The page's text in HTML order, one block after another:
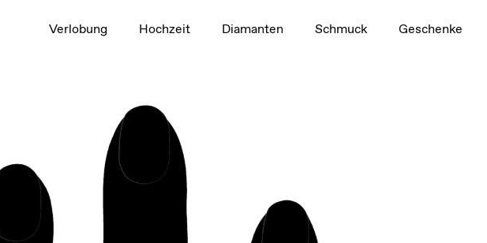
Verlobung Hochzeit Diamanten Schmuck Geschenke